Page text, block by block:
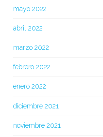
mayo 2022
abril 2022
marzo 2022
febrero 2022
enero 2022
diciembre 2021
noviembre 2021